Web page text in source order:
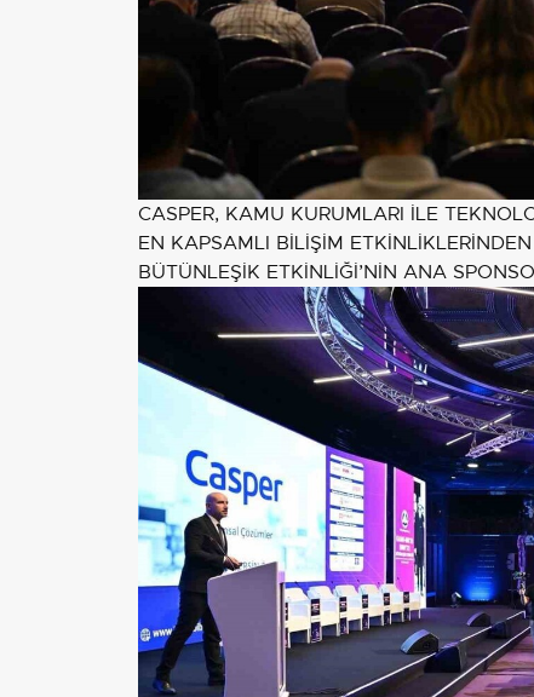
CASPER, KAMU KURUMLARI İLE
EN KAPSAMLI BİLİŞİM
BÜTÜNLEŞİK ETKİNLİĞİ’NİN ANA